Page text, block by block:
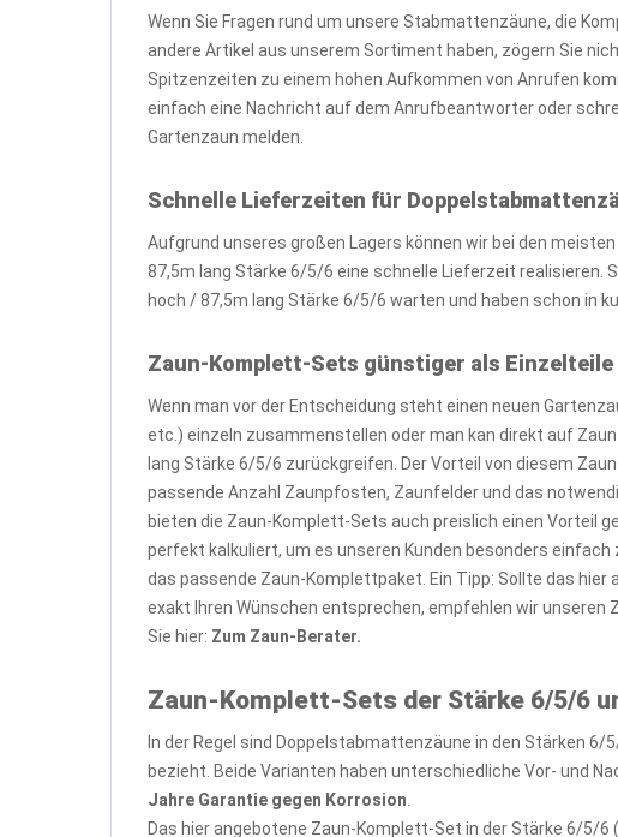
Wenn Sie Fragen rund um unsere Stabmattenzäune, die
andere Artikel aus unserem Sortiment haben, zögern Sie
Spitzenzeiten zu einem hohen Aufkommen von Anrufen
einfach eine Nachricht auf dem Anrufbeantworter oder
Gartenzaun melden.
Schnelle Lieferzeiten für
Aufgrund unseres großen Lagers können wir bei den
87,5m lang Stärke 6/5/6 eine schnelle Lieferzeit realisieren.
hoch / 87,5m lang Stärke 6/5/6 warten und haben schon in
Zaun-Komplett-Sets günstiger als Einzelteile
Wenn man vor der Entscheidung steht einen neuen
etc.) einzeln zusammenstellen oder man kan direkt auf
lang Stärke 6/5/6 zurückgreifen. Der Vorteil von diesem
passende Anzahl Zaunpfosten, Zaunfelder und das
bieten die Zaun-Komplett-Sets auch preislich einen Vorteil
perfekt kalkuliert, um es unseren Kunden besonders einfach
das passende Zaun-Komplettpaket. Ein Tipp: Sollte das
exakt Ihren Wünschen entsprechen, empfehlen wir unseren
Sie hier: Zum Zaun-Berater.
Zaun-Komplett-Sets der Stärke 6/5/6
In der Regel sind Doppelstabmattenzäune in den Stärken
bezieht. Beide Varianten haben unterschiedliche Vor- und
Jahre Garantie gegen Korrosion
Das hier angebotene Zaun-Komplett-Set in der Stärke 6/5/